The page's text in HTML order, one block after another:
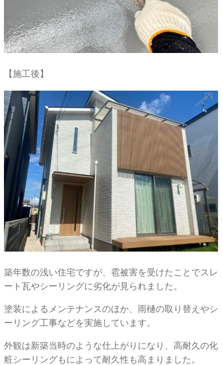
【施工後】
築年数の浅い住宅ですが、雹被害を受けたことでスレ
ート瓦やシーリングに劣化が見られました。
塗装によるメンテナンスのほか、雨樋の取り替えやシ
ーリング工事などを実施しています。
外観は新築当時のような仕上がりになり、高耐久の化
粧シーリングもによって耐久性も高まりました。